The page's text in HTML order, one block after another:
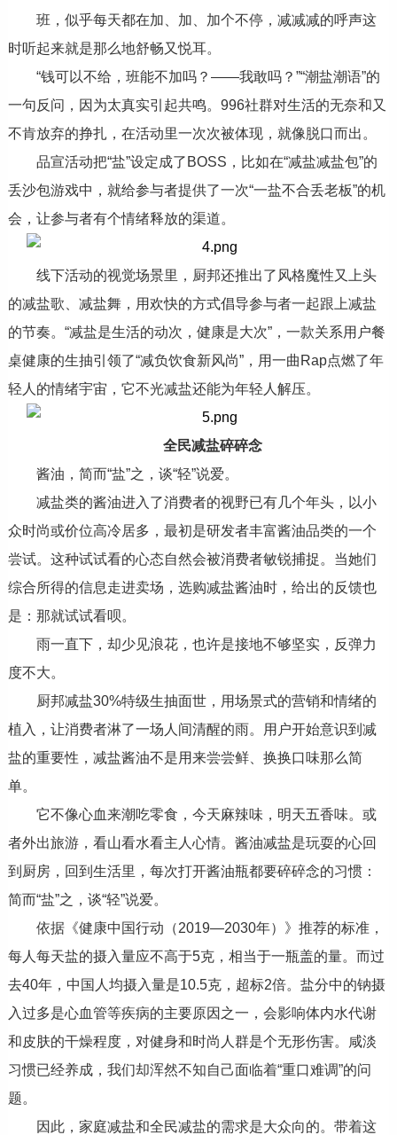
班，似乎每天都在加、加、加个不停，减减减的呼声这
时听起来就是那么地舒畅又悦耳。
“钱可以不给，班能不加吗？——我敢吗？”“潮盐潮语”的
一句反问，因为太真实引起共鸣。996社群对生活的无奈和又
不肯放弃的挣扎，在活动里一次次被体现，就像脱口而出。
品宣活动把“盐”设定成了BOSS，比如在“减盐减盐包”的
丢沙包游戏中，就给参与者提供了一次“一盐不合丢老板”的机
会，让参与者有个情绪释放的渠道。
线下活动的视觉场景里，厨邦还推出了风格魔性又上头
的减盐歌、减盐舞，用欢快的方式倡导参与者一起跟上减盐
的节奏。“减盐是生活的动次，健康是大次”，一款关系用户餐
桌健康的生抽引领了“减负饮食新风尚”，用一曲Rap点燃了年
轻人的情绪宇宙，它不光减盐还能为年轻人解压。
全民减盐碎碎念
酱油，简而“盐”之，谈“轻”说爱。
减盐类的酱油进入了消费者的视野已有几个年头，以小
众时尚或价位高冷居多，最初是研发者丰富酱油品类的一个
尝试。这种试试看的心态自然会被消费者敏锐捕捉。当她们
综合所得的信息走进卖场，选购减盐酱油时，给出的反馈也
是：那就试试看呗。
雨一直下，却少见浪花，也许是接地不够坚实，反弹力
度不大。
厨邦减盐30%特级生抽面世，用场景式的营销和情绪的
植入，让消费者淋了一场人间清醒的雨。用户开始意识到减
盐的重要性，减盐酱油不是用来尝尝鲜、换换口味那么简
单。
它不像心血来潮吃零食，今天麻辣味，明天五香味。或
者外出旅游，看山看水看主人心情。酱油减盐是玩耍的心回
到厨房，回到生活里，每次打开酱油瓶都要碎碎念的习惯：
简而“盐”之，谈“轻”说爱。
依据《健康中国行动（2019—2030年）》推荐的标准，
每人每天盐的摄入量应不高于5克，相当于一瓶盖的量。而过
去40年，中国人均摄入量是10.5克，超标2倍。盐分中的钠摄
入过多是心血管等疾病的主要原因之一，会影响体内水代谢
和皮肤的干燥程度，对健身和时尚人群是个无形伤害。咸淡
习惯已经养成，我们却浑然不知自己面临着“重口难调”的问
题。
因此，家庭减盐和全民减盐的需求是大众向的。带着这